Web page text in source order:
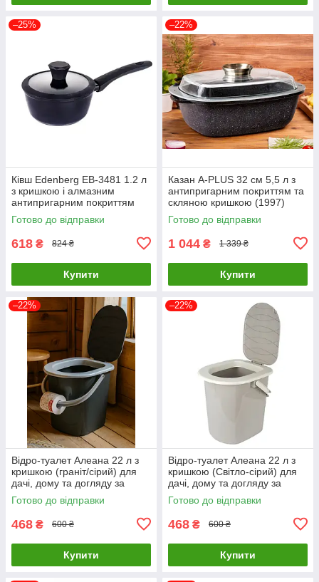
–25%
Ківш Edenberg EB-3481 1.2 л
з кришкою і алмазним
антипригарним покриттям
Готово до відправки
618 ₴ 824 ₴
Купити
–22%
Казан A-PLUS 32 см 5,5 л з
антипригарним покриттям та
скляною кришкою (1997)
Готово до відправки
1 044 ₴ 1 339 ₴
Купити
–22%
Відро-туалет Алеана 22 л з
кришкою (граніт/сірий) для
дачі, дому та догляду за
хворими/Біотуалет
Готово до відправки
468 ₴ 600 ₴
Купити
–22%
Відро-туалет Алеана 22 л з
кришкою (Світло-сірий) для
дачі, дому та догляду за
хворими/Біотуалет
Готово до відправки
468 ₴ 600 ₴
Купити